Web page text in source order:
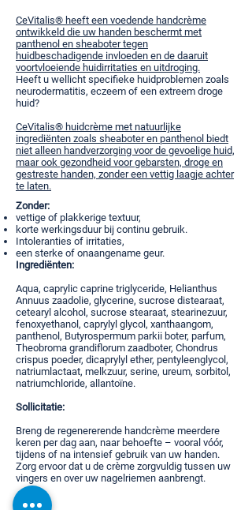
CeVitalis® heeft een voedende handcrème
ontwikkeld die uw handen beschermt met
panthenol en sheaboter tegen
huidbeschadigende invloeden en de daaruit
voortvloeiende huidirritaties en uitdroging.
Heeft u wellicht specifieke huidproblemen zoals
neurodermatitis, eczeem of een extreem droge
huid?
CeVitalis® huidcrème met natuurlijke
ingrediënten zoals sheaboter en panthenol biedt
niet alleen handverzorging voor de gevoelige huid,
maar ook gezondheid voor gebarsten, droge en
gestreste handen, zonder een vettig laagje achter
te laten.
Zonder:
vettige of plakkerige textuur,
korte werkingsduur bij continu gebruik.
Intoleranties of irritaties,
een sterke of onaangename geur.
Ingrediënten:
Aqua, caprylic caprine triglyceride, Helianthus
Annuus zaadolie, glycerine, sucrose distearaat,
cetearyl alcohol, sucrose stearaat, stearinezuur,
fenoxyethanol, caprylyl glycol, xanthaangom,
panthenol, Butyrospermum parkii boter, parfum,
Theobroma grandiflorum zaadboter, Chondrus
crispus poeder, dicaprylyl ether, pentyleenglycol,
natriumlactaat, melkzuur, serine, ureum, sorbitol,
natriumchloride, allantoïne.
Sollicitatie:
Breng de regenererende handcrème meerdere
keren per dag aan, naar behoefte – vooral vóór,
tijdens of na intensief gebruik van uw handen.
Zorg ervoor dat u de crème zorgvuldig tussen uw
vingers en over uw nagelriemen aanbrengt.